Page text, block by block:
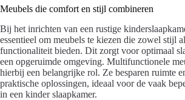
Meubels die comfort en stijl combineren
Bij het inrichten van een rustige
essentieel om meubels te kiezen die zowel stijl
functionaliteit bieden. Dit zorgt voor optimaal
een opgeruimde omgeving. Multifunctionele
hierbij een belangrijke rol. Ze besparen ruimte
praktische oplossingen, ideaal voor de vaak
in een kinder slaapkamer.